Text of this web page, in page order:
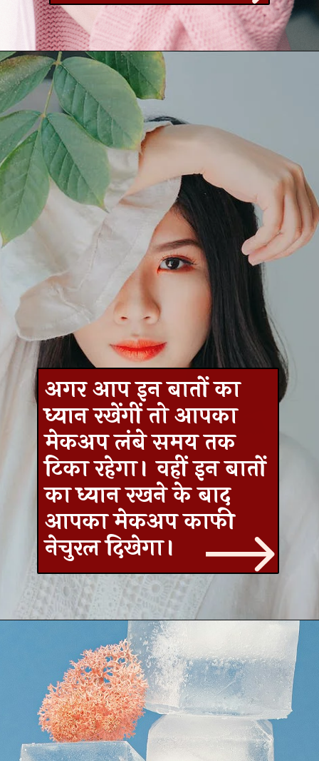
अगर आप इन बातों का
ध्यान रखेंगीं तो आपका
मेकअप लंबे समय तक
टिका रहेगा। वहीं इन बातों
का ध्यान रखने के बाद
आपका मेकअप काफी
नेचुरल दिखेगा।